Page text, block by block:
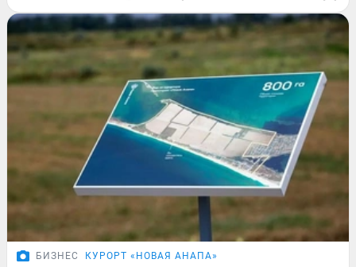
БИЗНЕС КУРОРТ «НОВАЯ АНАПА»